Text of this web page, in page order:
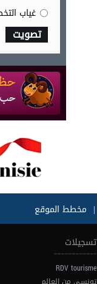
غياب
تصويت
| مخطط الموقع
تسجيلات
RDV tourisme